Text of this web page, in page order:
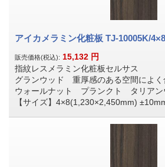
アイカメラミン化粧板 TJ-10005K/4×8
販売価格(税込): 15,132 円
指紋レスメラミン化粧板セルサス
グランウッド 重厚感のある空間によく
ウォールナット プランクト タリアン
【サイズ】4×8(1,230×2,450mm)